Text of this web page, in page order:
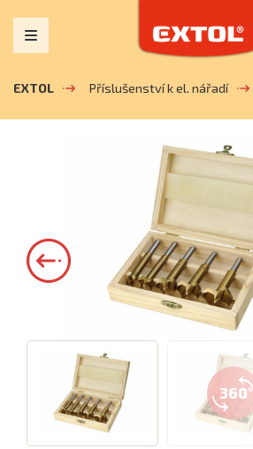
EXTOL Příslušenství k el. nářadí
360°